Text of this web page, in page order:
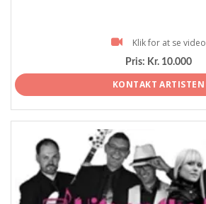
Klik for at se video
Pris: Kr. 10.000
KONTAKT ARTISTEN